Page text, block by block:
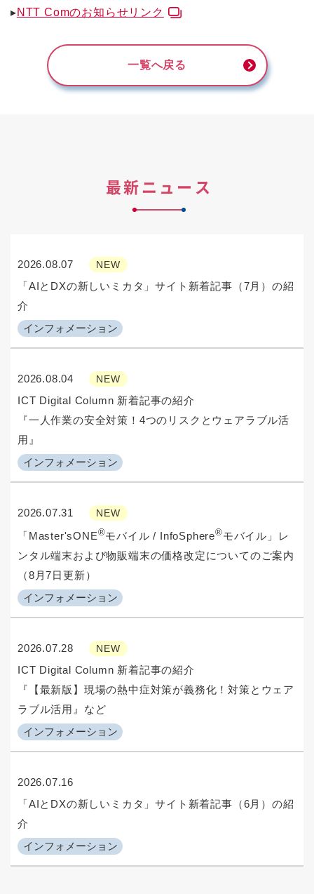
▸NTT Comのお知らせリンク
一覧へ戻る
最新ニュース
2026.08.07 NEW
インフォメーション
「AIとDXの新しいミカタ」サイト新着記事（7月）の紹
介
2026.08.04 NEW
インフォメーション
ICT Digital Column 新着記事の紹介
『一人作業の安全対策！4つのリスクとウェアラブル活
用』
2026.07.31 NEW
インフォメーション
「Master'sONE®モバイル / InfoSphere®モバイル」レ
ンタル端末および物販端末の価格改定についてのご案内
（8月7日更新）
2026.07.28 NEW
インフォメーション
ICT Digital Column 新着記事の紹介
『【最新版】現場の熱中症対策が義務化！対策とウェア
ラブル活用』など
2026.07.16
インフォメーション
「AIとDXの新しいミカタ」サイト新着記事（6月）の紹
介